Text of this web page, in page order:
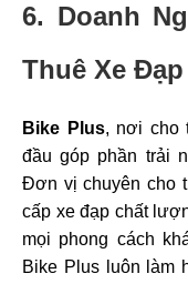
6. Doanh
Thuê Xe
Bike Plus, nơi cho
đầu góp phần trải
Đơn vị chuyên cho
cấp xe đạp chất
mọi phong cách
Bike Plus luôn làm